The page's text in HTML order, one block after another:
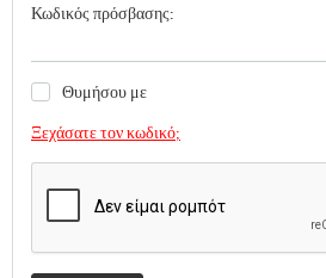
Κωδικός πρόσβασης:
Θυμήσου με
Ξεχάσατε τον κωδικό;